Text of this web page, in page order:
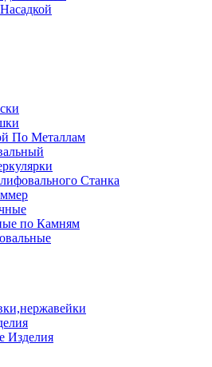
По Металлам
Станка
по Камням
Изделия